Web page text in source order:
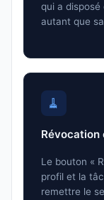
qui a
autant que
🧹
Révocation
Le bouton «
profil et la
remettre le